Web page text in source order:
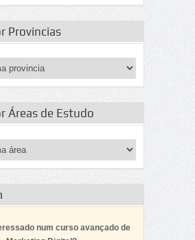
Provincias
Áreas de Estudo
num curso avançado de